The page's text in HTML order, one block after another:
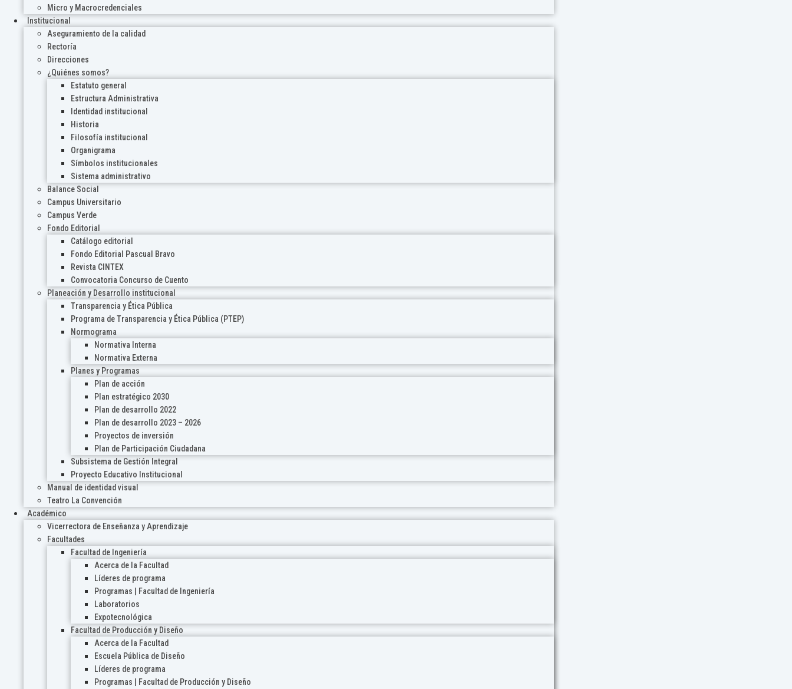
Micro y Macrocredenciales
Institucional
Aseguramiento de la calidad
Rectoría
Direcciones
¿Quiénes somos?
Estatuto general
Estructura Administrativa
Identidad institucional
Historia
Filosofía institucional
Organigrama
Símbolos institucionales
Sistema administrativo
Balance Social
Campus Universitario
Campus Verde
Fondo Editorial
Catálogo editorial
Fondo Editorial Pascual Bravo
Revista CINTEX
Convocatoria Concurso de Cuento
Planeación y Desarrollo institucional
Transparencia y Ética Pública
Programa de Transparencia y Ética Pública (PTEP)
Normograma
Normativa Interna
Normativa Externa
Planes y Programas
Plan de acción
Plan estratégico 2030
Plan de desarrollo 2022
Plan de desarrollo 2023 – 2026
Proyectos de inversión
Plan de Participación Ciudadana
Subsistema de Gestión Integral
Proyecto Educativo Institucional
Manual de identidad visual
Teatro La Convención
Académico
Vicerrectora de Enseñanza y Aprendizaje
Facultades
Facultad de Ingeniería
Acerca de la Facultad
Líderes de programa
Programas | Facultad de Ingeniería
Laboratorios
Expotecnológica
Facultad de Producción y Diseño
Acerca de la Facultad
Escuela Pública de Diseño
Líderes de programa
Programas | Facultad de Producción y Diseño